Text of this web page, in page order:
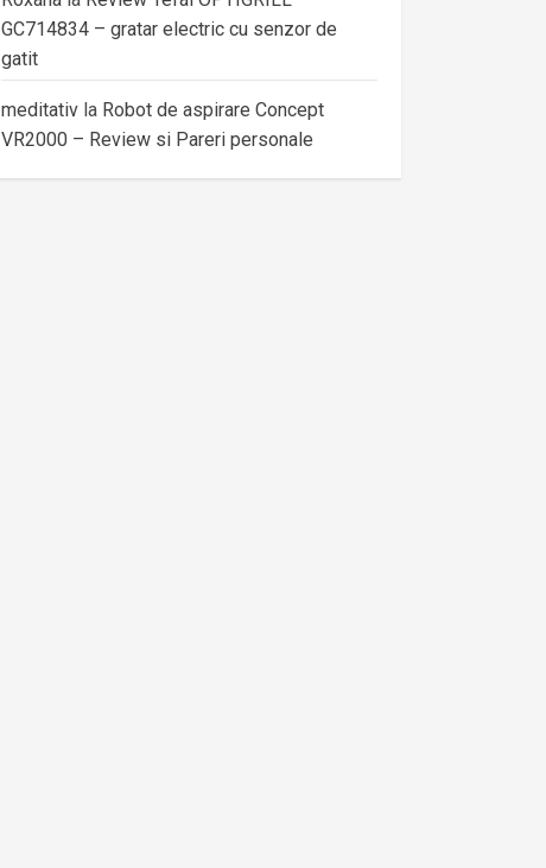
GC714834 – gratar electric cu senzor de
gatit
meditativ la Robot de aspirare Concept
VR2000 – Review si Pareri personale